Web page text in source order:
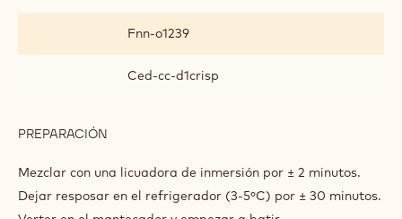
Fnn-o1239
Ced-cc-d1crisp
PREPARACIÓN
CHOCO
Mezclar con una licuadora de inmersión por ± 2 minutos.
Dejar resposar en el refrigerador (3-5ºC) por ± 30 minutos.